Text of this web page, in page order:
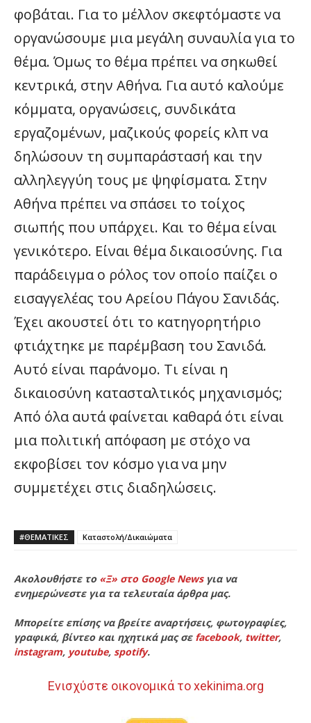
φοβάται. Για το μέλλον σκεφτόμαστε να
οργανώσουμε μια μεγάλη συναυλία για το
θέμα. Όμως το θέμα πρέπει να σηκωθεί
κεντρικά, στην Αθήνα. Για αυτό καλούμε
κόμματα, οργανώσεις, συνδικάτα
εργαζομένων, μαζικούς φορείς κλπ να
δηλώσουν τη συμπαράστασή και την
αλληλεγγύη τους με ψηφίσματα. Στην
Αθήνα πρέπει να σπάσει το τοίχος
σιωπής που υπάρχει. Και το θέμα είναι
γενικότερο. Είναι θέμα δικαιοσύνης. Για
παράδειγμα ο ρόλος τον οποίο παίζει ο
εισαγγελέας του Αρείου Πάγου Σανιδάς.
Έχει ακουστεί ότι το κατηγορητήριο
φτιάχτηκε με παρέμβαση του Σανιδά.
Αυτό είναι παράνομο. Τι είναι η
δικαιοσύνη κατασταλτικός μηχανισμός;
Από όλα αυτά φαίνεται καθαρά ότι είναι
μια πολιτική απόφαση με στόχο να
εκφοβίσει τον κόσμο για να μην
συμμετέχει στις διαδηλώσεις.
#ΘΕΜΑΤΙΚΈΣ Καταστολή/Δικαιώματα
Ακολουθήστε το «Ξ» στο Google Newsγια να
ενημερώνεστε για τα τελευταία άρθρα μας.
Μπορείτε επίσης να βρείτε αναρτήσεις, φωτογραφίες,
γραφικά, βίντεο και ηχητικά μας σε facebook, twitter,
instagram, youtube, spotify.
Ενισχύστε οικονομικά το xekinima.org